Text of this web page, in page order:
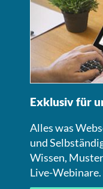
Exklusiv für
Alles was
und
Wissen,
Live-Webinare.